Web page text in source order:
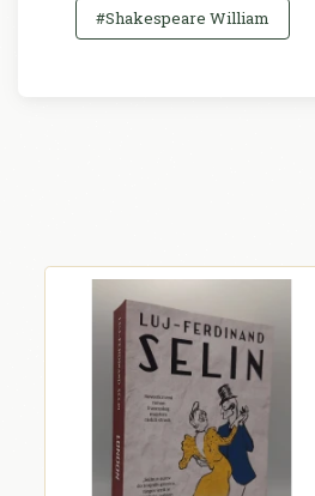
#Shakespeare William